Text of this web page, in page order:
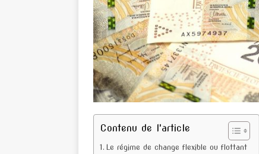
Contenu de l'article
Le régime de change flexible ou flottant